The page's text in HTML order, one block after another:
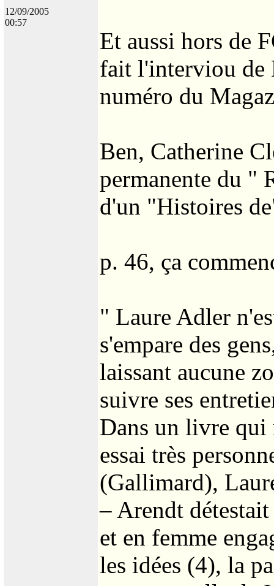
12/09/2005
00:57
Et aussi hors de
fait l'interviou
numéro du
Ben, Catherine
permanente du "
d'un "Histoires
p. 46, ça
" Laure Adler
s'empare des
laissant aucune
suivre ses
Dans un livre qui
essai très
(Gallimard),
– Arendt
et en femme
les idées (4), la